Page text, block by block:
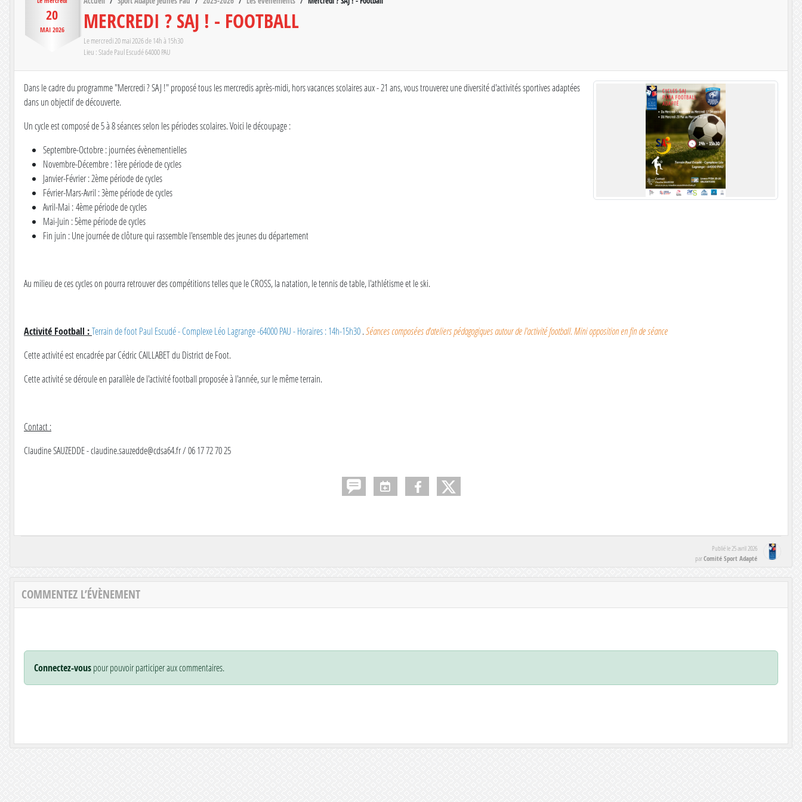
20
MAI 2026 MERCREDI ? SAJ ! - FOOTBALL
Lemercredi20mai2026de 14h à 15h30
Lieu :Stade Paul Escudé64000PAU
Dans le cadre du programme "Mercredi ? SAJ !" proposé tous les mercredis après-midi, hors vacances scolaires aux - 21 ans, vous trouverez une diversité d'activités sportives adaptées
dans un objectif de découverte.
Un cycle est composé de 5 à 8 séances selon les périodes scolaires. Voici le découpage :
Septembre-Octobre : journées évènementielles
Novembre-Décembre : 1ère période de cycles
Janvier-Février : 2ème période de cycles
Février-Mars-Avril : 3ème période de cycles
Avril-Mai : 4ème période de cycles
Mai-Juin : 5ème période de cycles
Fin juin : Une journée de clôture qui rassemble l'ensemble des jeunes du département
Au milieu de ces cycles on pourra retrouver des compétitions telles que le CROSS, la natation, le tennis de table, l'athlétisme et le ski.
Activité Football :Terrain de foot Paul Escudé - Complexe Léo Lagrange -64000 PAU - Horaires : 14h-15h30.Séances composées d'ateliers pédagogiques autour de l'activité football. Mini opposition en fin de séance
Cette activité est encadrée par Cédric CAILLABET du District de Foot.
Cette activité se déroule en parallèle de l'activité football proposée à l'année, sur le même terrain.
Contact :
Claudine SAUZEDDE - claudine.sauzedde@cdsa64.fr / 06 17 72 70 25
Publié le 25 avril 2026
parComité Sport Adapté
COMMENTEZ L’ÉVÈNEMENT
Connectez-vouspour pouvoir participer aux commentaires.